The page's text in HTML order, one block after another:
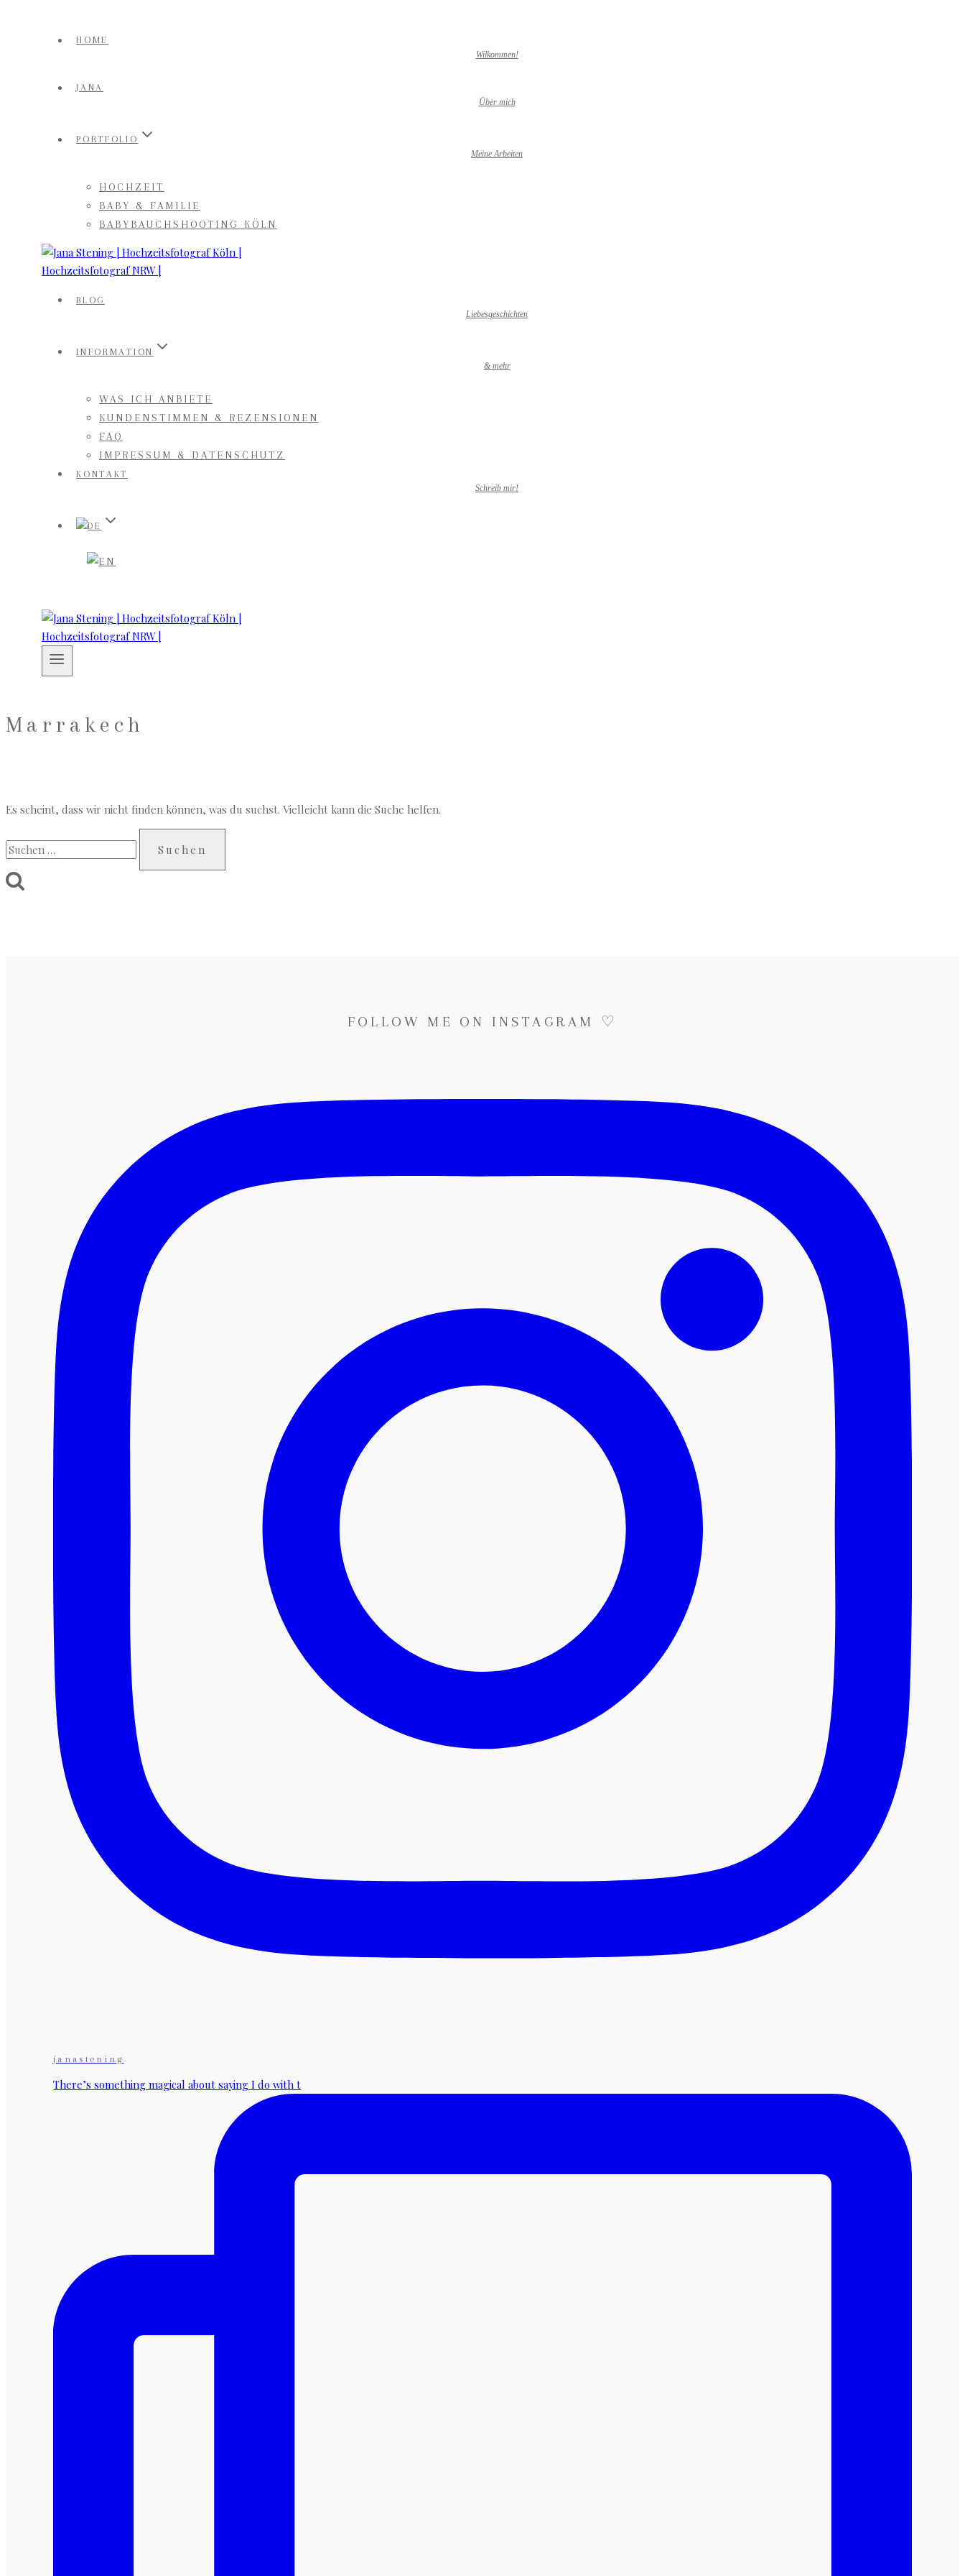
HOME
JANA
PORTFOLIO
HOCHZEIT
BABY & FAMILIE
BABYBAUCHSHOOTING KÖLN
BLOG
INFORMATION
WAS ICH ANBIETE
KUNDENSTIMMEN & REZENSIONEN
FAQ
IMPRESSUM & DATENSCHUTZ
KONTAKT
Marrakech
Es scheint, dass wir nicht finden können, was du suchst. Vielleicht kann die Suche helfen.
Suchen
nach:
FOLLOW ME ON INSTAGRAM ♡
janastening
There’s something magical about saying I do with t